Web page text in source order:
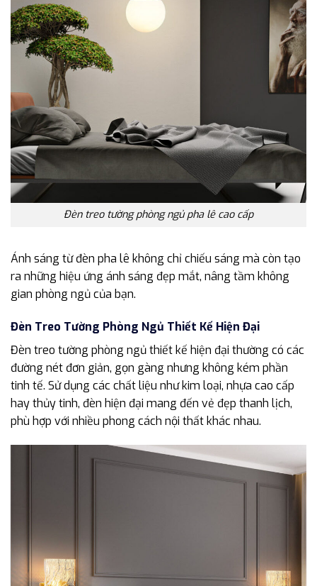
Đèn treo tường phòng ngủ pha lê cao cấp
Ánh sáng từ đèn pha lê không chỉ chiếu sáng mà còn tạo
ra những hiệu ứng ánh sáng đẹp mắt, nâng tầm không
gian phòng ngủ của bạn.
Đèn Treo Tường Phòng Ngủ Thiết Kế Hiện Đại
Đèn treo tường phòng ngủ thiết kế hiện đại thường có các
đường nét đơn giản, gọn gàng nhưng không kém phần
tinh tế. Sử dụng các chất liệu như kim loại, nhựa cao cấp
hay thủy tinh, đèn hiện đại mang đến vẻ đẹp thanh lịch,
phù hợp với nhiều phong cách nội thất khác nhau.